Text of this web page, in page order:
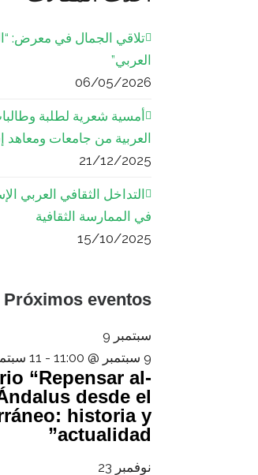
تلاقي الجمال في معرض:
العربي”
06/05/2026
أمسية شعرية لطلبة
العربية من جامعات ومعاهد
21/12/2025
التداخل الثقافي العربي
في الممارسة الثقافية
15/10/2025
Próximos eventos
سبتمبر 9
9 سبتمبر @ 11:00
- 11 سبتمبر @ 21:00
“Repensar al-
desde el
historia y
actualidad”
نوفمبر 23